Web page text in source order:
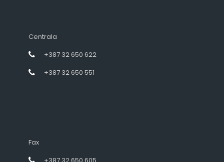
Centrala
+387 32 650 622
+387 32 650 551
Fax